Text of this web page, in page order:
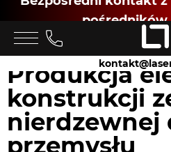
jako
Produkcja
konstrukcji
nierdzewnej
przemysłu